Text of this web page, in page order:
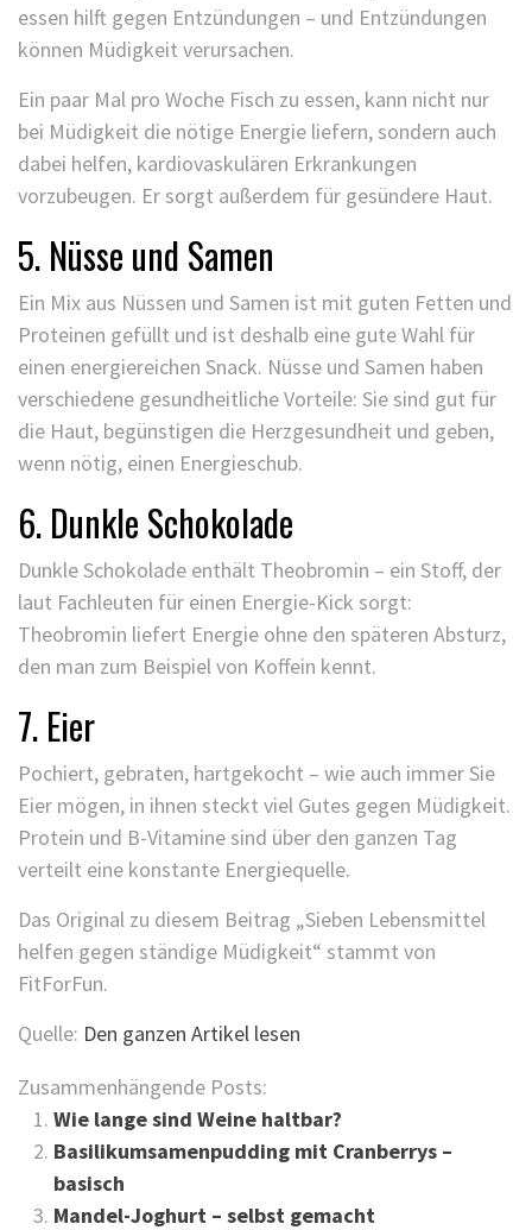
essen hilft gegen Entzündungen – und Entzündungen
können Müdigkeit verursachen.
Ein paar Mal pro Woche Fisch zu essen, kann nicht nur
bei Müdigkeit die nötige Energie liefern, sondern auch
dabei helfen, kardiovaskulären Erkrankungen
vorzubeugen. Er sorgt außerdem für gesündere Haut.
5. Nüsse und Samen
Ein Mix aus Nüssen und Samen ist mit guten Fetten und
Proteinen gefüllt und ist deshalb eine gute Wahl für
einen energiereichen Snack. Nüsse und Samen haben
verschiedene gesundheitliche Vorteile: Sie sind gut für
die Haut, begünstigen die Herzgesundheit und geben,
wenn nötig, einen Energieschub.
6. Dunkle Schokolade
Dunkle Schokolade enthält Theobromin – ein Stoff, der
laut Fachleuten für einen Energie-Kick sorgt:
Theobromin liefert Energie ohne den späteren Absturz,
den man zum Beispiel von Koffein kennt.
7. Eier
Pochiert, gebraten, hartgekocht – wie auch immer Sie
Eier mögen, in ihnen steckt viel Gutes gegen Müdigkeit.
Protein und B-Vitamine sind über den ganzen Tag
verteilt eine konstante Energiequelle.
Das Original zu diesem Beitrag „Sieben Lebensmittel
helfen gegen ständige Müdigkeit“ stammt von
FitForFun.
Quelle: Den ganzen Artikel lesen
Zusammenhängende Posts:
Wie lange sind Weine haltbar?
Basilikumsamenpudding mit Cranberrys –
basisch
Mandel-Joghurt – selbst gemacht